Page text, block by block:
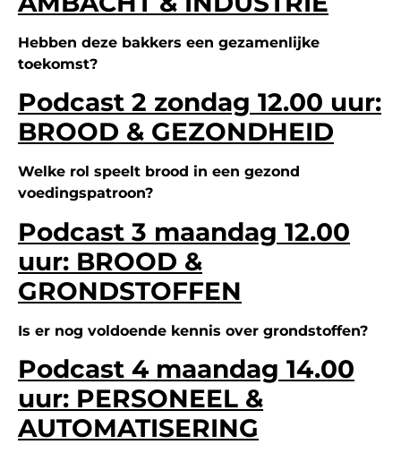
Hebben deze bakkers een gezamenlijke
toekomst?
Podcast 2 zondag 12.00 uur:
BROOD & GEZONDHEID
Welke rol speelt brood in een gezond
voedingspatroon?
Podcast 3 maandag 12.00
uur: BROOD &
GRONDSTOFFEN
Is er nog voldoende kennis over grondstoffen?
Podcast 4 maandag 14.00
uur: PERSONEEL &
AUTOMATISERING